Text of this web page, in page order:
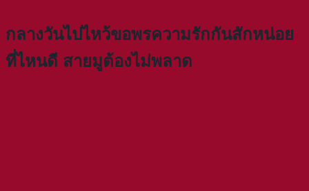
กลางวันไปไหว้ขอพรความรักกันสักหน่อย
ที่ไหนดี สายมูต้องไม่พลาด